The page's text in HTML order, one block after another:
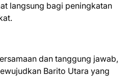
langsung bagi peningkatan
dan tanggung jawab,
Barito Utara yang